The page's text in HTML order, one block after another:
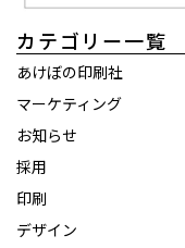
カテゴリー一覧
あけぼの印刷社
マーケティング
お知らせ
採用
印刷
デザイン